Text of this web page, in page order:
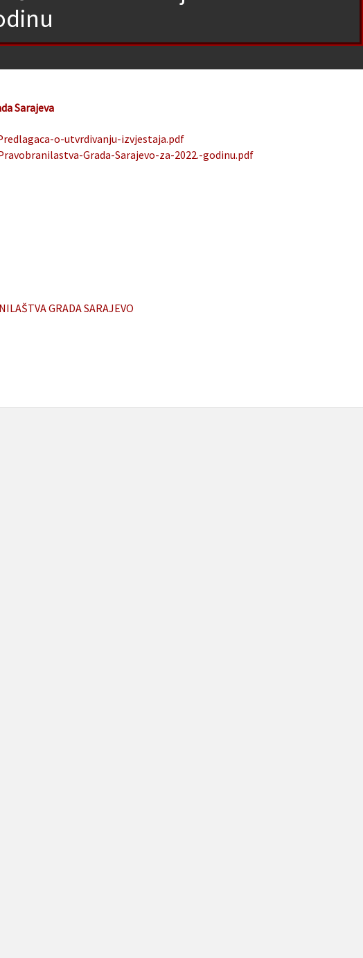
Sarajeva
o-utvrdivanju-izvjestaja.pdf
Grada-Sarajevo-za-2022.-godinu.pdf
GRADA SARAJEVO